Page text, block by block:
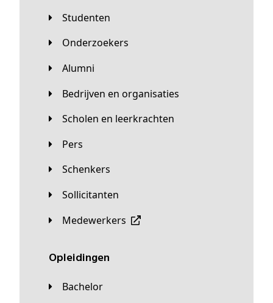
Studenten
Onderzoekers
Alumni
Bedrijven en organisaties
Scholen en leerkrachten
Pers
Schenkers
Sollicitanten
Medewerkers
Opleidingen
Bachelor